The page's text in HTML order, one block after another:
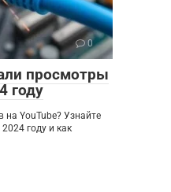
0
просмотры
году
на YouTube? Узнайте
году и как